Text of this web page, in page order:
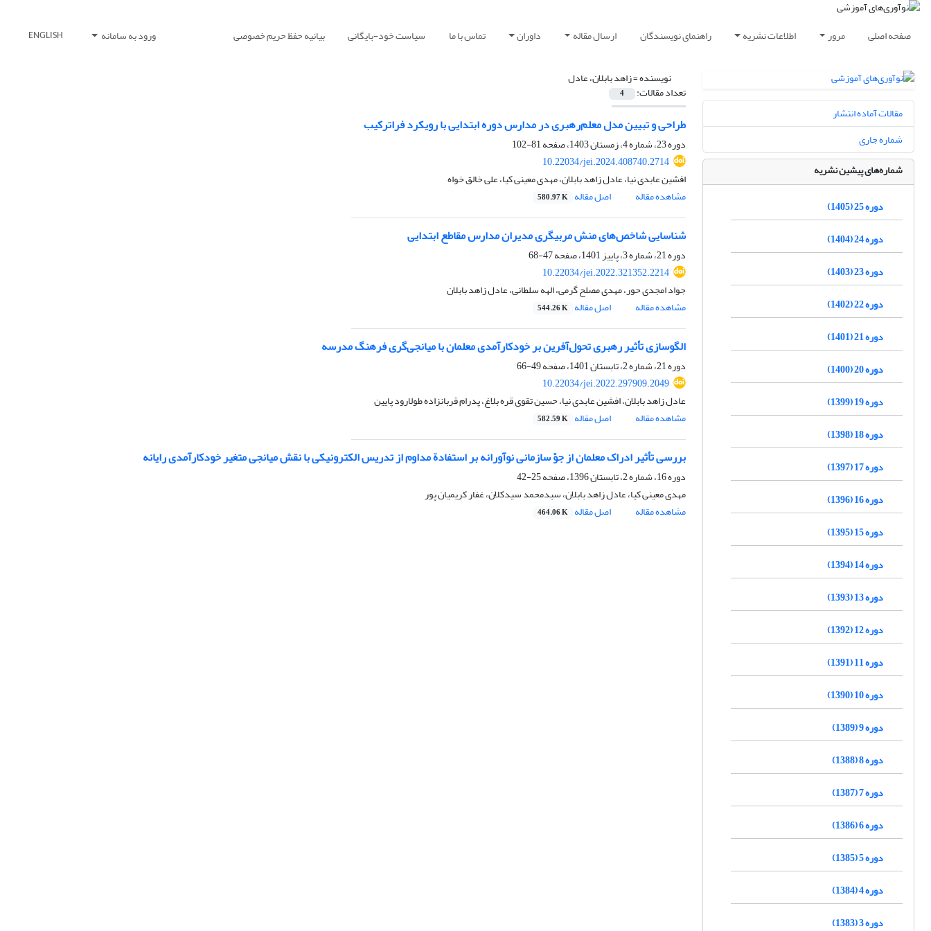
صفحه اصلی مرور اطلاعات نشریه راهنمای نویسندگان ارسال مقاله داوران تماس با ما سیاست خود-بایگانی بیانیه حفظ حریم خصوصی ورود به سامانه ENGLISH
نویسنده =زاهد بابلان، عادل
تعداد مقالات: 4
طراحی و تبیین مدل معلم‌رهبری در مدارس دوره ابتدایی با رویکرد فراترکیب
دوره 23، شماره 4، زمستان 1403، صفحه
81-102
10.22034/jei.2024.408740.2714
افشین عابدی نیا، عادل زاهد بابلان، مهدی معینی کیا، علی خالق خواه
مشاهده مقاله
اصل مقاله 580.97 K
شناسایی شاخص‌های منش مربیگری مدیران مدارس مقاطع ابتدایی
دوره 21، شماره 3، پاییز 1401، صفحه
47-68
10.22034/jei.2022.321352.2214
جواد امجدی حور، مهدی مصلح گرمی، الهه سلطانی، عادل زاهد بابلان
مشاهده مقاله
اصل مقاله 544.26 K
الگو‌سازی تأثیر رهبری تحول‌آفرین بر خودکارآمدی معلمان با میانجی‌گری فرهنگ مدرسه
دوره 21، شماره 2، تابستان 1401، صفحه
49-66
10.22034/jei.2022.297909.2049
عادل زاهد بابلان، افشین عابدی نیا، حسین تقوی قره بلاغ، پدرام قربانزاده طولارود پایین
مشاهده مقاله
اصل مقاله 582.59 K
بررسی تأثیر ادراک معلمان از جوّ سازمانی نوآورانه بر استفادة مداوم از تدریس الکترونیکی با نقش میانجی متغیر خودکارآمدی رایانه
دوره 16، شماره 2، تابستان 1396، صفحه
25-42
مهدی معینی کیا، عادل زاهد بابلان، سیدمحمد سیدکلان، غفار کریمیان پور
مشاهده مقاله
اصل مقاله 464.06 K
مقالات آماده انتشار
شماره جاری
شماره‌های پیشین نشریه
دوره 25 (1405)
دوره 24 (1404)
دوره 23 (1403)
دوره 22 (1402)
دوره 21 (1401)
دوره 20 (1400)
دوره 19 (1399)
دوره 18 (1398)
دوره 17 (1397)
دوره 16 (1396)
دوره 15 (1395)
دوره 14 (1394)
دوره 13 (1393)
دوره 12 (1392)
دوره 11 (1391)
دوره 10 (1390)
دوره 9 (1389)
دوره 8 (1388)
دوره 7 (1387)
دوره 6 (1386)
دوره 5 (1385)
دوره 4 (1384)
دوره 3 (1383)